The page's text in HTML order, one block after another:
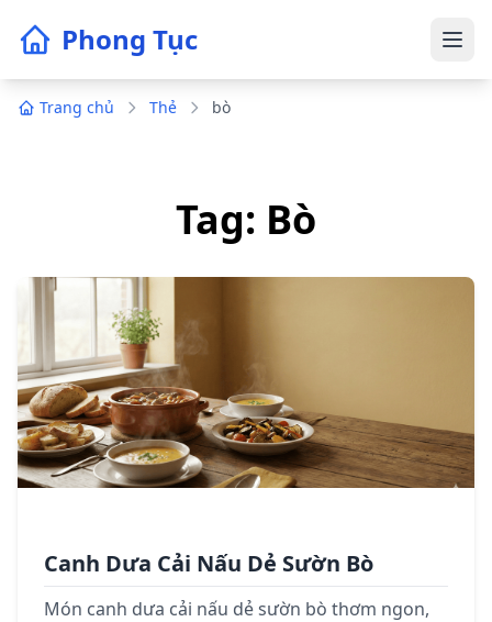
Phong Tục
Trang chủ Thẻ bò
Tag: Bò
Canh Dưa Cải Nấu Dẻ Sườn Bò
Món canh dưa cải nấu dẻ sườn bò thơm ngon,